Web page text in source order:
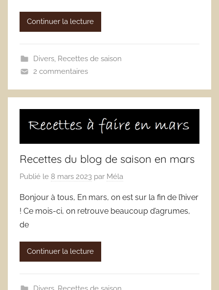
Continuer la lecture
Divers, Recettes de saison
2 commentaires
Recettes du blog de saison en mars
Publié le 8 mars 2023 par Méla
Bonjour à tous, En mars, on est sur la fin de l’hiver
! Ce mois-ci, on retrouve beaucoup d’agrumes,
de
Continuer la lecture